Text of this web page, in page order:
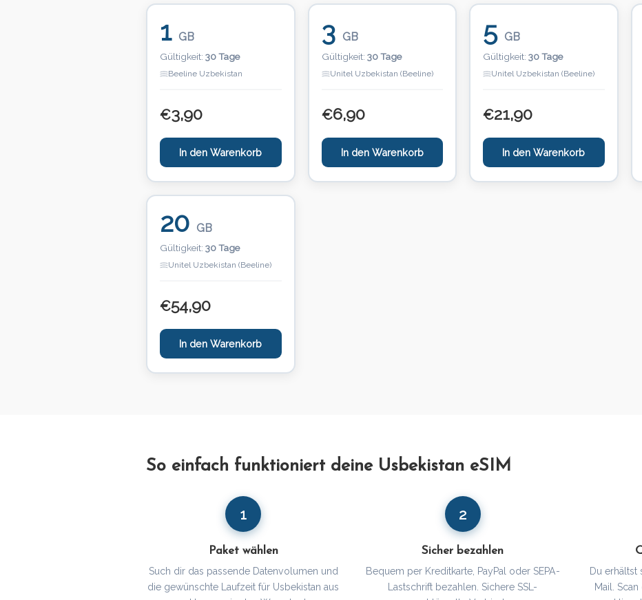
1 GB
Gültigkeit: 30 Tage
Beeline Uzbekistan
€3,90
In den Warenkorb
3 GB
Gültigkeit: 30 Tage
Unitel Uzbekistan (Beeline)
€6,90
In den Warenkorb
5 GB
Gültigkeit: 30 Tage
Unitel Uzbekistan (Beeline)
€21,90
In den Warenkorb
20 GB
Gültigkeit: 30 Tage
Unitel Uzbekistan (Beeline)
€54,90
In den Warenkorb
So einfach funktioniert deine Usbekistan eSIM
1
Paket wählen
Such dir das passende Datenvolumen und
die gewünschte Laufzeit für Usbekistan aus
2
Sicher bezahlen
Bequem per Kreditkarte, PayPal oder SEPA-
Lastschrift bezahlen. Sichere SSL-
Du erhältst
Mail.